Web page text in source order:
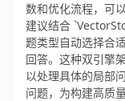
数和优化流程，可
建议结合
题类型自动选择合
回答。这种双引擎
以处理具体的局部
问题，为构建高质